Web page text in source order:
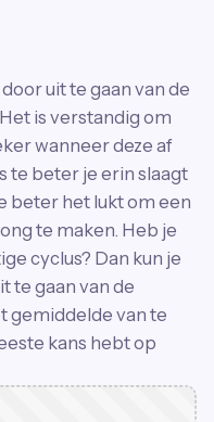
uit te gaan van de
is verstandig om
wanneer deze af
te beter je erin slaagt
beter het lukt om een
te maken. Heb je
cyclus? Dan kun je
te gaan van de
gemiddelde van te
kans hebt op